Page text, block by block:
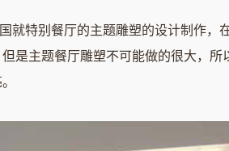
特别餐厅的主题雕塑的设计制作，
是主题餐厅雕塑不可能做的很大，